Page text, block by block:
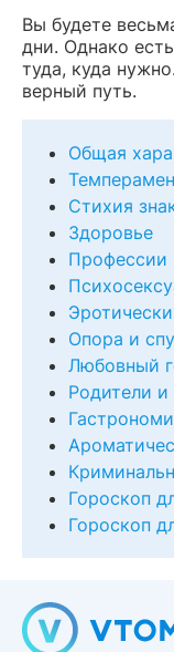
Вы будете
дни. Однако
туда, куда
верный путь.
Общая
Стихия
Здоровье
Профессии
Опора и
Любовный
Родители и
Гороскоп
Гороскоп